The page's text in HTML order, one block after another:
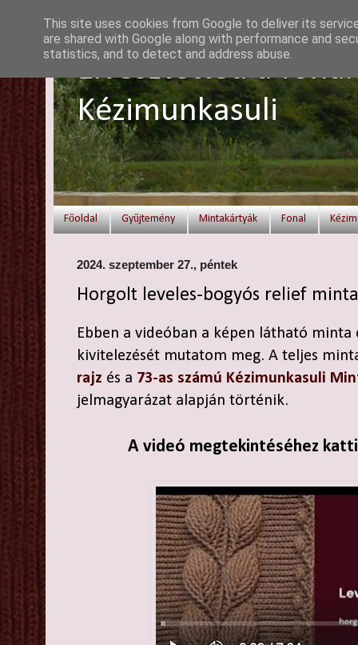
Elvesztetted a
Kézimunkasuli
Főoldal Gyűjtemény Mintakártyák Fonal
2024. szeptember 27., péntek
Horgolt leveles-bogyós relief
Ebben a videóban a képen látható minta
kivitelezését mutatom meg. A teljes
rajz és a 73-as számú Kézimunkasuli
jelmagyarázat alapján történik.
A videó megtekintéséhez
This site uses cookies from Google to deliver its
are shared with Google along with performance and
statistics, and to detect and address abuse.